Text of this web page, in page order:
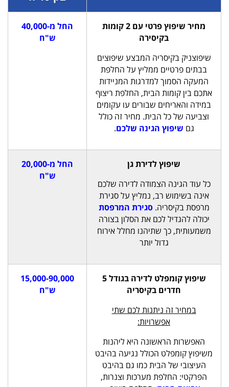
מחיר שיפוץ פרטי עם 2 קומות
בקיסירה
שיפוצניק בקיסריה המבצע שיפוצים
בבתים פרטיים ממליץ על החלפת
המעקה הסמוך למדרגות המניידות
אתכם בין קומות הבית, החלפת ריצוף
במידה והאריחים שבורים עו עקומים
וצביעה של כל הבית. מחיר זה כולל
גם שיפוץ הגינה שלכם.
החל מ-40,000
ש"ח
שיפוץ לדירת גן
כל עוד הגינה הצמודה לדירה שלכם
אינה בשימוש רב, נמליץ על סגירת
מרפסת בקיסריה.סגירת המרפסת
יכולה להגדיל לכם את הסלון בצורה
משמעותית, כך שתיהנו מחלל אירוח
גדול יותר
החל מ-20,000
ש"ח
שיפוץ קומפלט לדירה בגודל 5
חדרים בקיסריה
במחיר זה ניתנות לכם שתי
אפשרויות:
האפשרות הראשונה היא ליהנות
משיפוץ קומפלט הכולל נגיעה בהיבט
העיצובי של הבית כמו גם בהיבט
הפרקטי: החלפת מערכות וצנרות,
15,000-90,000
ש"ח